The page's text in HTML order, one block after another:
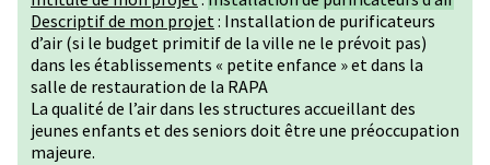
Descriptif de mon projet: Installation de purificateurs
d’air (si le budget primitif de la ville ne le prévoit pas)
dans les établissements « petite enfance » et dans la
salle de restauration de la RAPA
La qualité de l’air dans les structures accueillant des
jeunes enfants et des seniors doit être une préoccupation
majeure.